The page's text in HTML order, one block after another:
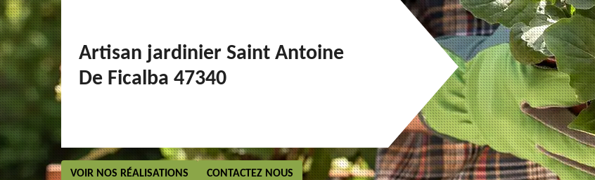
Artisan jardinier Saint Antoine
De Ficalba 47340
VOIR NOS RÉALISATIONS CONTACTEZ NOUS